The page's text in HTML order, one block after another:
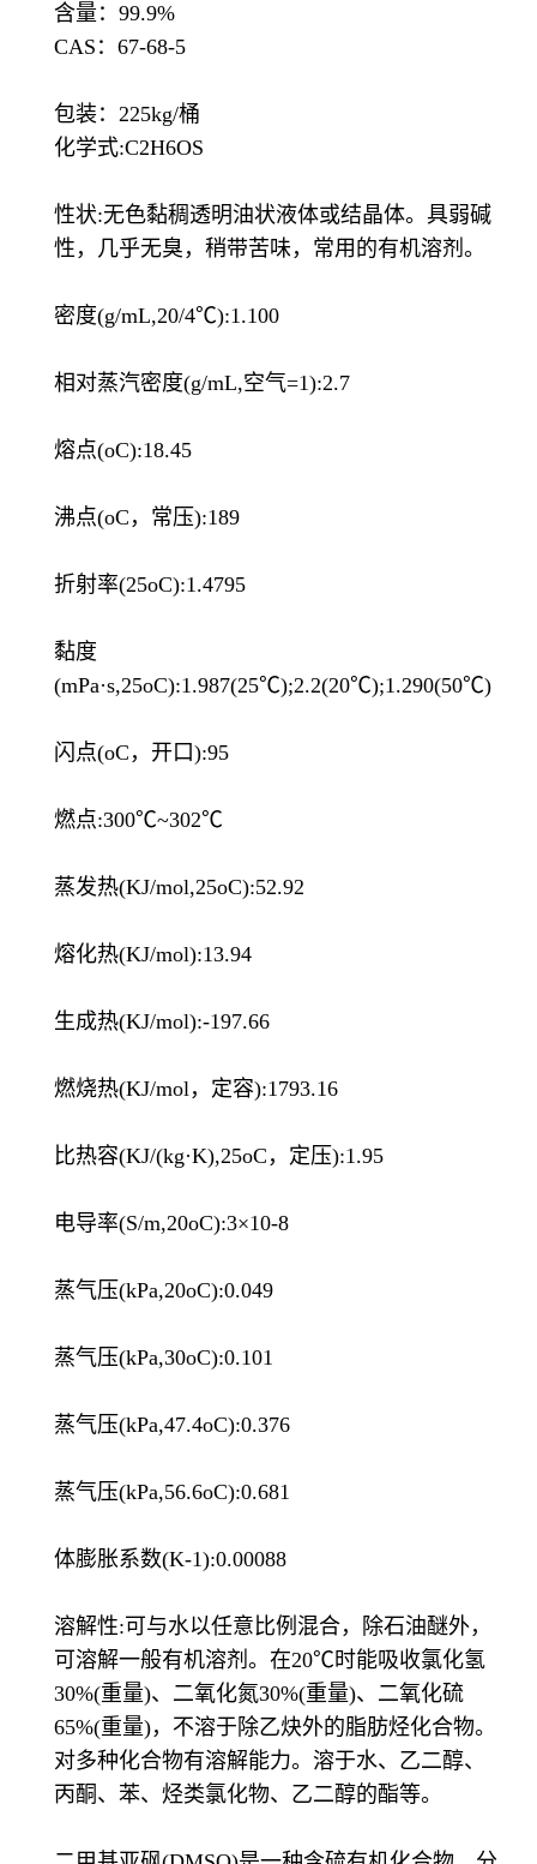
含量：99.9%
CAS：67-68-5
包装： 225kg/桶
化学式:C2H6OS
性状:无色黏稠透明油状液体或结晶体。具弱碱
性，几乎无臭，稍带苦味，常用的有机溶剂。
密度(g/mL,20/4℃):1.100
相对蒸汽密度(g/mL,空气=1):2.7
熔点(oC):18.45
沸点(oC，常压):189
折射率(25oC):1.4795
黏度
(mPa·s,25oC):1.987(25℃);2.2(20℃);1.290(50℃)
闪点(oC，开口):95
燃点:300℃~302℃
蒸发热(KJ/mol,25oC):52.92
熔化热(KJ/mol):13.94
生成热(KJ/mol):-197.66
燃烧热(KJ/mol，定容):1793.16
比热容(KJ/(kg·K),25oC，定压):1.95
电导率(S/m,20oC):3×10-8
蒸气压(kPa,20oC):0.049
蒸气压(kPa,30oC):0.101
蒸气压(kPa,47.4oC):0.376
蒸气压(kPa,56.6oC):0.681
体膨胀系数(K-1):0.00088
溶解性:可与水以任意比例混合，除石油醚外，
可溶解一般有机溶剂。在20℃时能吸收氯化氢
30%(重量)、二氧化氮30%(重量)、二氧化硫
65%(重量)，不溶于除乙炔外的脂肪烃化合物。
对多种化合物有溶解能力。溶于水、乙二醇、
丙酮、苯、烃类氯化物、乙二醇的酯等。